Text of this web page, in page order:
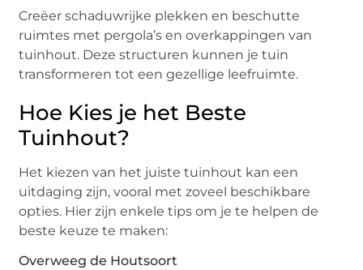
Creëer schaduwrijke plekken en beschutte
ruimtes met pergola’s en overkappingen van
tuinhout. Deze structuren kunnen je tuin
transformeren tot een gezellige leefruimte.
Hoe Kies je het Beste
Tuinhout?
Het kiezen van het juiste tuinhout kan een
uitdaging zijn, vooral met zoveel beschikbare
opties. Hier zijn enkele tips om je te helpen de
beste keuze te maken:
Overweeg de Houtsoort